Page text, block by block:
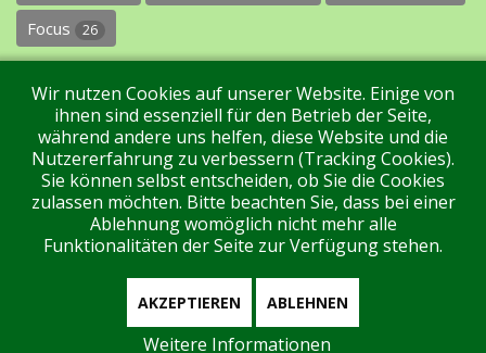
Focus 26
Impressum Datenschutz Über uns Kontakt
Tags Unterstützen Sie uns! Login
Aktuell sind 129 Gäste und keine Mitglieder online
Wir nutzen Cookies auf unserer Website. Einige von
ihnen sind essenziell für den Betrieb der Seite,
während andere uns helfen, diese Website und die
Nutzererfahrung zu verbessern (Tracking Cookies).
Sie können selbst entscheiden, ob Sie die Cookies
zulassen möchten. Bitte beachten Sie, dass bei einer
Ablehnung womöglich nicht mehr alle
Funktionalitäten der Seite zur Verfügung stehen.
AKZEPTIEREN ABLEHNEN
Weitere Informationen